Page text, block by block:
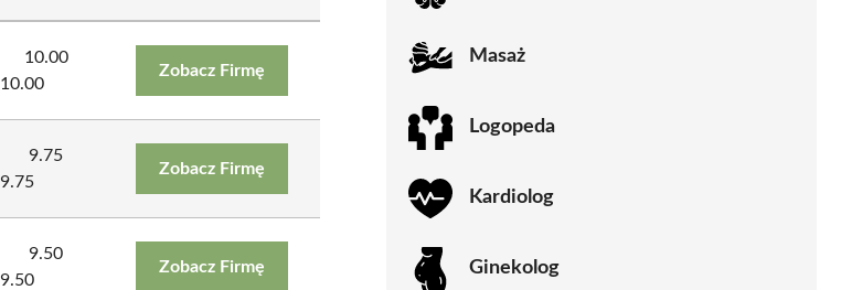
10.00
10.00
Zobacz Firmę
9.75
9.75
Zobacz Firmę
9.50
9.50
Zobacz Firmę
Masaż
Logopeda
Kardiolog
Ginekolog